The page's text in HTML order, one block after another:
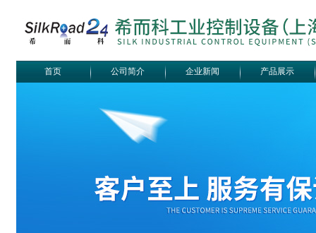
首页 公司简介 企业新闻 产品展示